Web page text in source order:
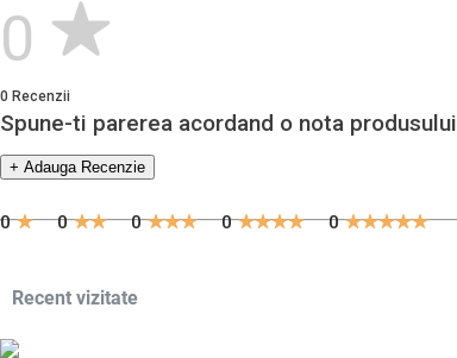
0
0 Recenzii
Spune-ti parerea acordand o nota produsului
+ Adauga Recenzie
0 0 0 0 0
Recent vizitate